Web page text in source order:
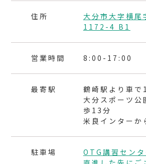
住所
大分市大字横尾
1172-4 B1
営業時間 8:00-17:00
最寄駅
鶴崎駅より車で
大分スポーツ公
歩13分
米良インターか
駐車場
OTG講習セン